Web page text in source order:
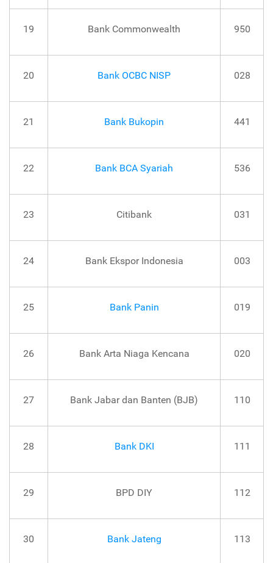
19 Bank Commonwealth 950
20 Bank OCBC NISP 028
21 Bank Bukopin 441
22 Bank BCA Syariah 536
23 Citibank 031
24 Bank Ekspor Indonesia 003
25 Bank Panin 019
26 Bank Arta Niaga Kencana 020
27 Bank Jabar dan Banten (BJB) 110
28 Bank DKI 111
29 BPD DIY 112
30 Bank Jateng 113